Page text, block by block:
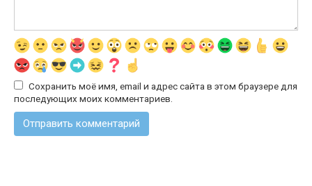
Сохранить моё имя, email и адрес сайта в этом браузере для
последующих моих комментариев.